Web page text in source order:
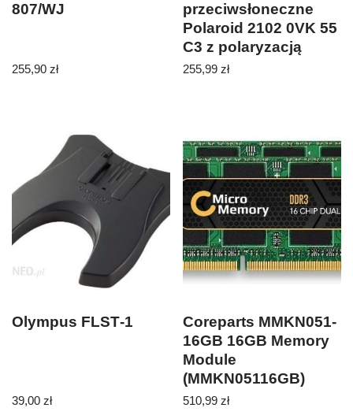
807/WJ
255,90 zł
przeciwsłoneczne
Polaroid 2102 0VK 55
C3 z polaryzacją
255,99zł
Olympus FLST‑1
39,00 zł
Coreparts MMKN051-
16GB 16GB Memory
Module
(MMKN05116GB)
510,99zł